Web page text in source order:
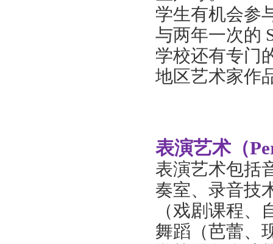
学生有机会参
与两年一次的
学校还有专门
地区艺术家作
表演艺术（
表演艺术包括
奏室、录音技
（戏剧课程
舞蹈（芭蕾、